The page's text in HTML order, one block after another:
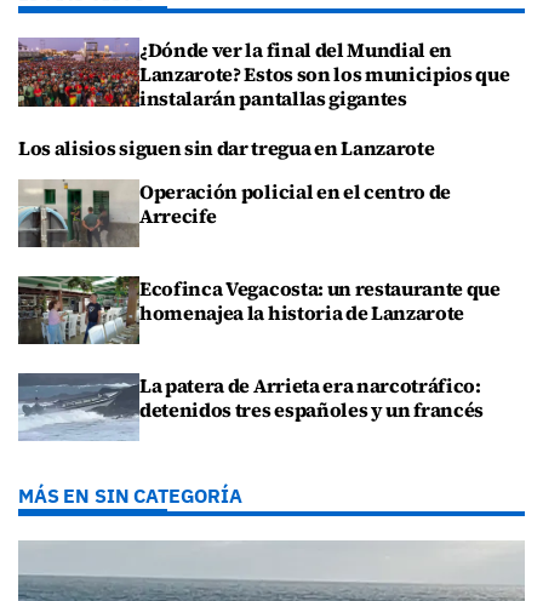
¿Dónde ver la final del Mundial en
Lanzarote? Estos son los municipios que
instalarán pantallas gigantes
Los alisios siguen sin dar tregua en Lanzarote
Operación policial en el centro de
Arrecife
Ecofinca Vegacosta: un restaurante que
homenajea la historia de Lanzarote
La patera de Arrieta era narcotráfico:
detenidos tres españoles y un francés
MÁS EN SIN CATEGORÍA